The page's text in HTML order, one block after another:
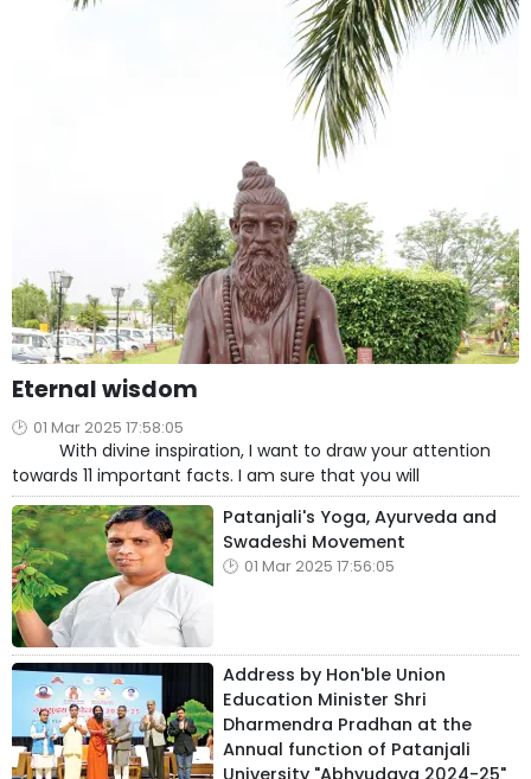
Eternal wisdom
01 Mar 2025 17:58:05
With divine inspiration, I want to draw your attention
towards 11 important facts. I am sure that you will
Patanjali's Yoga, Ayurveda and
Swadeshi Movement
01 Mar 2025 17:56:05
Address by Hon'ble Union
Education Minister Shri
Dharmendra Pradhan at the
Annual function of Patanjali